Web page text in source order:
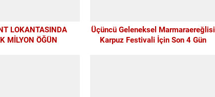
LOKANTASINDA
MİLYON ÖĞÜN
Üçüncü Geleneksel Marmaraereğlisi
Karpuz Festivali İçin Son 4 Gün